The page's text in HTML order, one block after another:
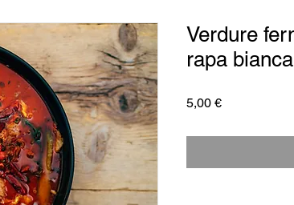
Verdure
rapa
5,00 €Prezzo